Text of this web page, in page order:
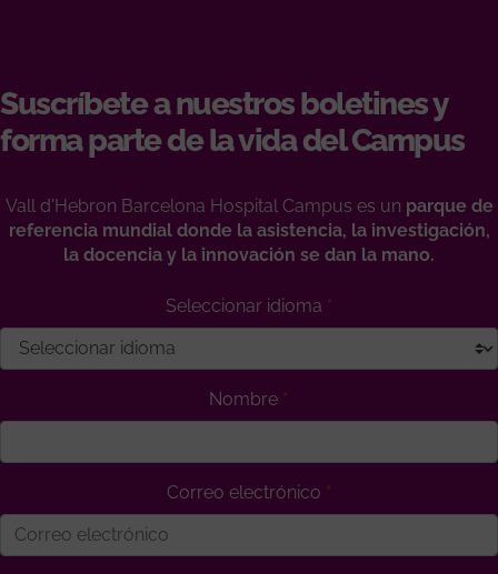
Suscríbete a nuestros boletines y
forma parte de la vida del Campus
Vall d'Hebron Barcelona Hospital Campus es un parque de
referencia mundial donde la asistencia, la investigación,
la docencia y la innovación se dan la mano.
Seleccionar idioma
Nombre
Correo electrónico